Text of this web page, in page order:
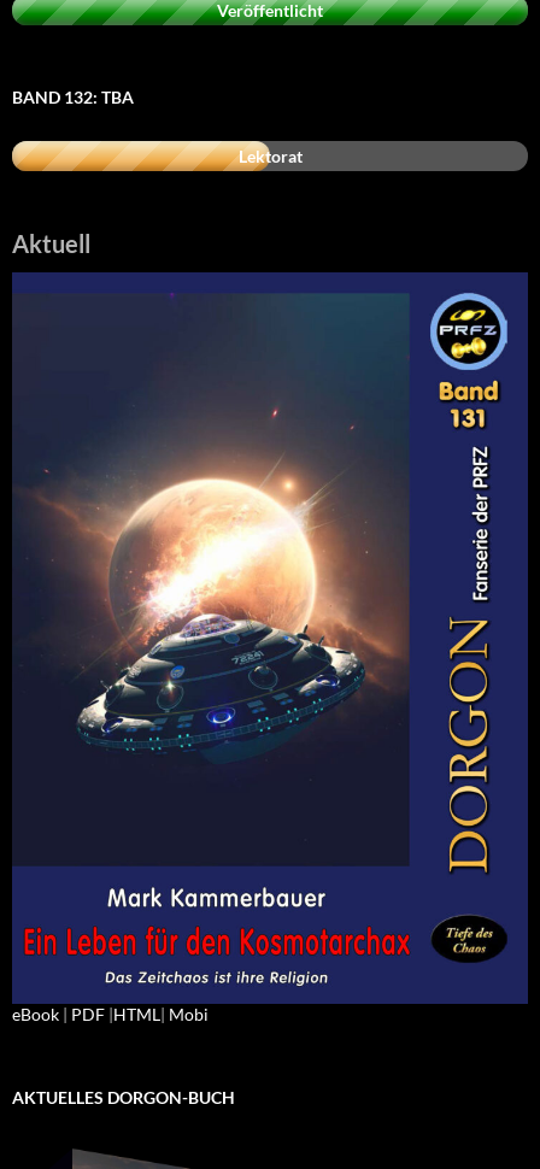
Veröffentlicht
BAND 132: TBA
Lektorat
Aktuell
eBook | PDF |HTML| Mobi
AKTUELLES DORGON-BUCH